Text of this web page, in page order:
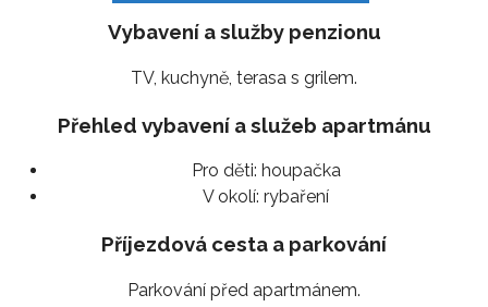
Vybavení a služby penzionu
TV, kuchyně, terasa s grilem.
Přehled vybavení a služeb apartmánu
Pro děti: houpačka
V okolí: rybaření
Příjezdová cesta a parkování
Parkování před apartmánem.